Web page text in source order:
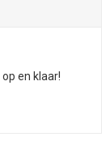
en klaar!